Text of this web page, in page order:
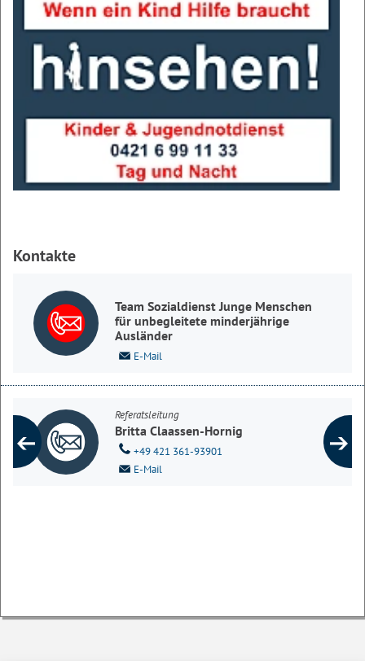
Kontakte
Team Sozialdienst Junge Menschen
für unbegleitete minderjährige
Ausländer
E-Mail
Referatsleitung
Britta Claassen-Hornig
+49 421 361-93901
E-Mail